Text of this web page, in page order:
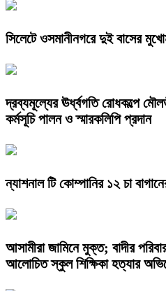
সিলেটে ওসমানীনগরে দুই বাসের
দ্রব্যমূল্যের ঊর্ধ্বগতি রোধকল্পে
কর্মসূচি পালন ও স্মারকলিপি প্রদান
ন্যাশনাল টি কোম্পানির ১২ চা
আসামীরা জামিনে মুক্ত; বাদীর
আলোচিত স্কুল শিক্ষিকা হত্যার